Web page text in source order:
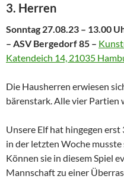
3. Herren
Sonntag 27.08.23 – 13.00
– ASV Bergedorf 85 –
Katendeich 14, 21035
Die Hausherren erwiesen
bärenstark. Alle vier Partien
Unsere Elf hat hingegen
in der letzten Woche
Können sie in diesem Spiel
Mannschaft zu einer